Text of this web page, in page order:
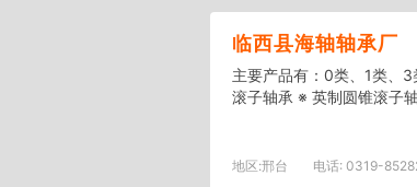
临西县海轴轴承厂
主要产品有：0类、1类、
滚子轴承 ※ 英制圆锥滚子
地区:邢台 电话: 0319-